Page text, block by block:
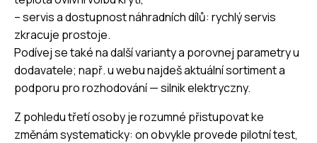
– servis a dostupnost náhradních dílů: rychlý servis
zkracuje prostoje.
Podívej se také na další varianty a porovnej parametry u
dodavatele; např. u webu najdeš aktuální sortiment a
podporu pro rozhodování —silnik elektryczny.
Z pohledu třetí osoby je rozumné přistupovat ke
změnám systematicky: on obvykle provede pilotní test,